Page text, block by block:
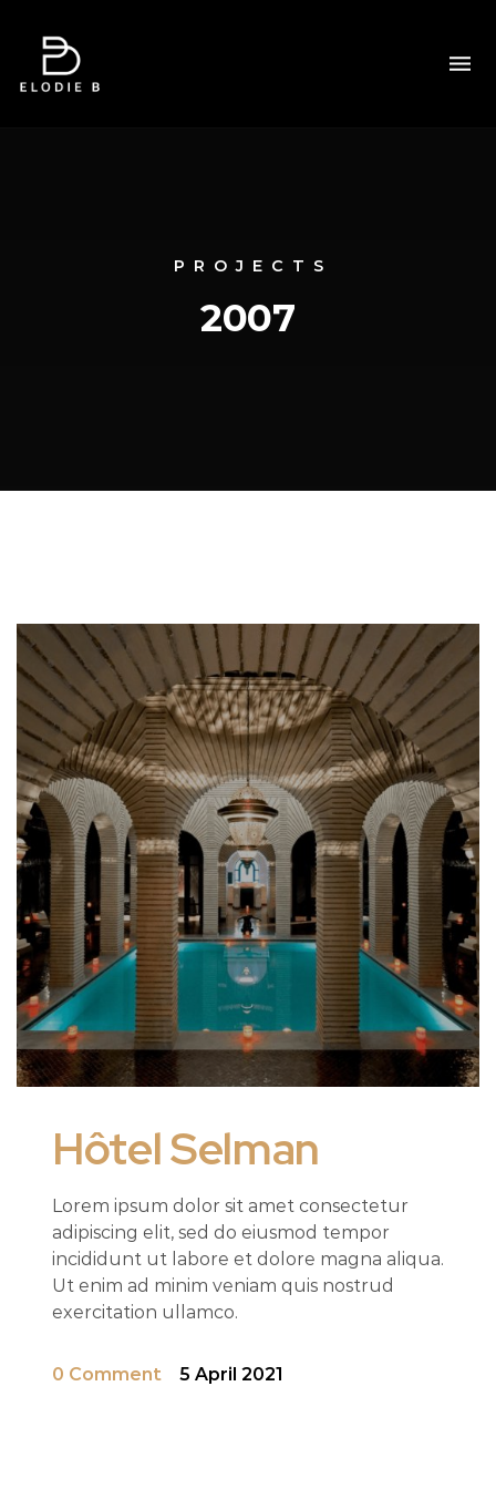
PROJECTS
2007
Hôtel Selman
Lorem ipsum dolor sit amet consectetur
adipiscing elit, sed do eiusmod tempor
incididunt ut labore et dolore magna aliqua.
Ut enim ad minim veniam quis nostrud
exercitation ullamco.
0 Comment 5 April 2021